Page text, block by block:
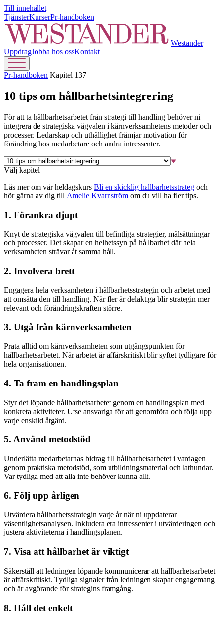
Till innehållet
TjänsterKurserPr-handboken
Westander
UppdragJobba hos ossKontakt
Pr-handboken Kapitel 137
10 tips om hållbarhetsintegrering
För att ta hållbarhetsarbetet från strategi till handling behöver ni
integrera de strategiska vägvalen i kärnverksamhetens metoder och
processer. Ledarskap och uthållighet främjar motivation för
förändring hos medarbetare och andra intressenter.
Välj kapitel
Läs mer om vår heldagskurs Bli en skicklig hållbarhetsstrateg och
hör gärna av dig till Amelie Kvarnström om du vill ha fler tips.
1. Förankra djupt
Knyt de strategiska vägvalen till befintliga strategier, målsättningar
och processer. Det skapar en helhetssyn på hållbarhet där hela
verksamheten strävar åt samma håll.
2. Involvera brett
Engagera hela verksamheten i hållbarhetsstrategin och arbetet med
att omsätta den till handling. När fler är delaktiga blir strategin mer
relevant och förändringskraften större.
3. Utgå från kärnverksamheten
Prata alltid om kärnverksamheten som utgångspunkten för
hållbarhetsarbetet. När arbetet är affärskritiskt blir syftet tydligare för
hela organisationen.
4. Ta fram en handlingsplan
Styr det löpande hållbarhetsarbetet genom en handlingsplan med
konkreta aktiviteter. Utse ansvariga för att genomföra och följa upp
varje enskild åtgärd.
5. Använd metodstöd
Underlätta medarbetarnas bidrag till hållbarhetsarbetet i vardagen
genom praktiska metodstöd, som utbildningsmaterial och lathundar.
Var tydliga med att alla inte behöver kunna allt.
6. Följ upp årligen
Utvärdera hållbarhetsstrategin varje år när ni uppdaterar
väsentlighetsanalysen. Inkludera era intressenter i utvärderingen och
justera aktiviteterna i handlingsplanen.
7. Visa att hållbarhet är viktigt
Säkerställ att ledningen löpande kommunicerar att hållbarhetsarbetet
är affärskritiskt. Tydliga signaler från ledningen skapar engagemang
och är avgörande för strategins framgång.
8. Håll det enkelt